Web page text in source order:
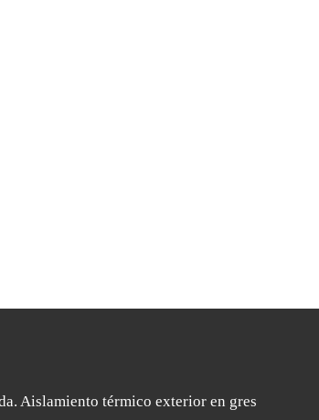
Aislamiento térmico exterior en gres